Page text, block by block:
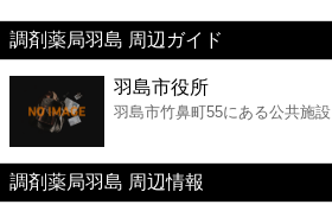
美容
コンビニ
薬局
調剤薬局羽島 周辺ガイド
羽島市役所
羽島市竹鼻町55にある公共施設
調剤薬局羽島 周辺情報